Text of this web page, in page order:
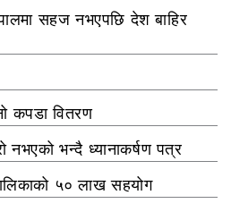
सहज नभएपछि देश बाहिर
कपडा वितरण
नभएको भन्दै ध्यानाकर्षण पत्र
५० लाख सहयोग